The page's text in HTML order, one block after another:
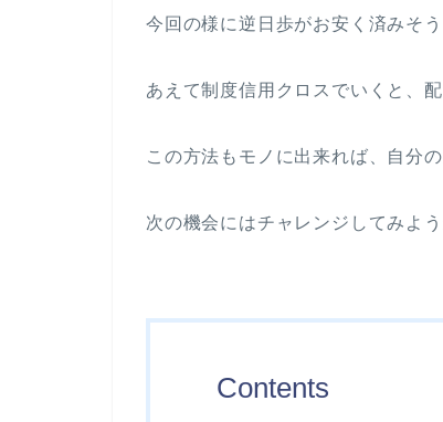
今回の様に逆日歩がお安く済みそ
あえて制度信用クロスでいくと、
この方法もモノに出来れば、自分
次の機会にはチャレンジしてみよ
Contents